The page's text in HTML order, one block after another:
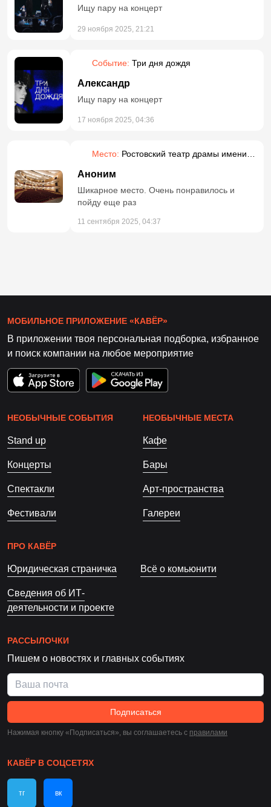
Ищу пару на концерт
29 ноября 2025, 21:21
Событие: Три дня дождя
Александр
Ищу пару на концерт
17 ноября 2025, 04:36
Место: Ростовский театр драмы имени
Аноним
Шикарное место. Очень понравилось и
пойду еще раз
11 сентября 2025, 04:37
МОБИЛЬНОЕ ПРИЛОЖЕНИЕ «КАВЁР»
В приложении твоя персональная подборка, избранное
и поиск компании на любое мероприятие
НЕОБЫЧНЫЕ СОБЫТИЯ
Stand up
Концерты
Спектакли
Фестивали
НЕОБЫЧНЫЕ МЕСТА
Кафе
Бары
Арт-пространства
Галереи
ПРО КАВЁР
Юридическая страничка Всё о комьюнити
Сведения об ИТ-
деятельности и проекте
РАССЫЛОЧКИ
Пишем о новостях и главных событиях
Подписаться
Нажимая кнопку «Подписаться», вы соглашаетесь c правилами
КАВЁР В СОЦСЕТЯХ
тг вк